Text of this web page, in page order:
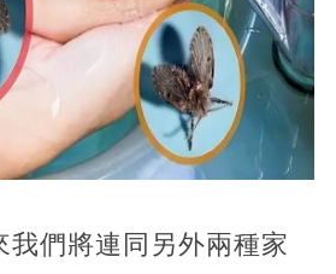
我們將連同另外兩種家